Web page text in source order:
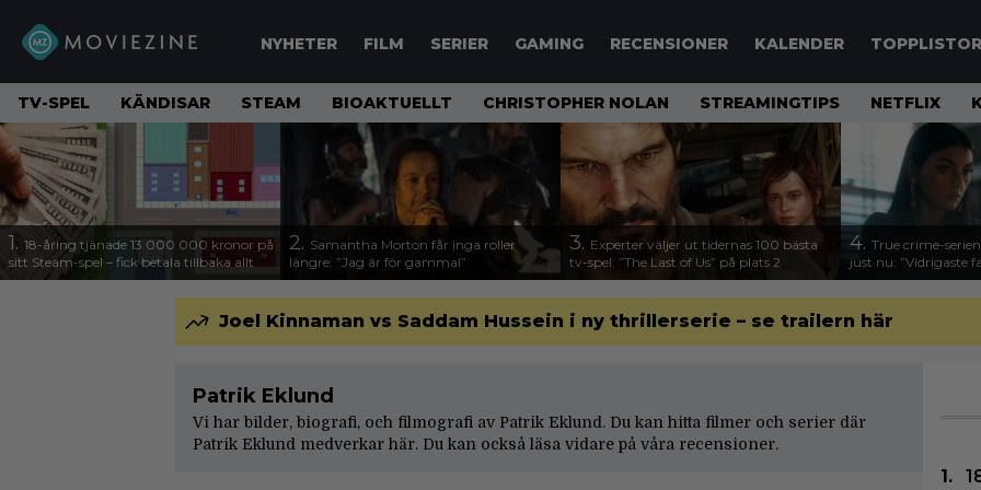
NYHETER FILM SERIER GAMING RECENSIONER KALENDER TOPPLISTOR
TV-SPEL KÄNDISAR STEAM BIOAKTUELLT CHRISTOPHER NOLAN STREAMINGTIPS NETFLIX
1. 18-åring tjänade 13 000 000 kronor på
sitt Steam-spel – fick betala tillbaka allt
2. Samantha Morton får inga roller
längre: ”Jag är för gammal”
3. Experter väljer ut tidernas 100 bästa
tv-spel: ”The Last of Us” på plats 2
4. True crime-
just nu: ”Vidrigaste
Joel Kinnaman vs Saddam Hussein i ny thrillerserie – se trailern här
Patrik Eklund
Vi har bilder, biografi, och filmografi av Patrik Eklund. Du kan hitta filmer och serier där
Patrik Eklund medverkar här. Du kan också läsa vidare på våra recensioner.